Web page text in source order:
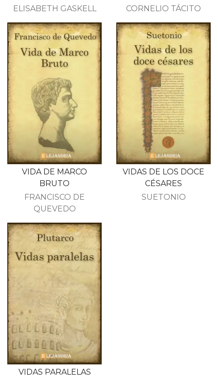
ELISABETH GASKELL
CORNELIO TÁCITO
VIDA DE MARCO
BRUTO
FRANCISCO DE
QUEVEDO
VIDAS DE LOS DOCE
CÉSARES
SUETONIO
VIDAS PARALELAS